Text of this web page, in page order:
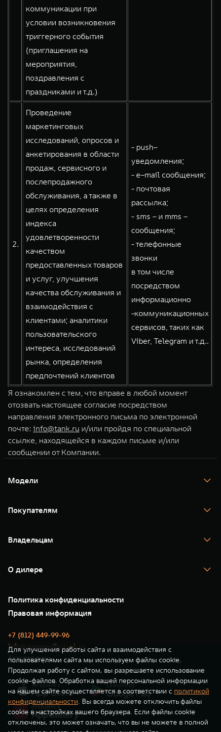
коммуникации при
условии возникновения
триггерного события
(приглашения на
мероприятия,
поздравления с
праздниками и т.д.)
2.
Проведение
маркетинговых
исследований, опросов и
анкетирования в области
продаж, сервисного и
послепродажного
обслуживания, а также в
целях определения
индекса
удовлетворенности
качеством
предоставленных товаров
и услуг, улучшения
качества обслуживания и
взаимодействия с
клиентами; аналитики
пользовательского
интереса, исследований
рынка, определения
предпочтений клиентов
- push–
уведомления;
- e–mail сообщения;
- почтовая
рассылка;
- sms – и mms –
сообщения;
- телефонные
звонки
в том числе
посредством
информационно
-коммуникационных
сервисов, таких как
Viber, Telegram и т.д..
Я ознакомлен с тем, что вправе в любой момент
отозвать настоящее согласие посредством
направления электронного письма по электронной
почте: info@tank.ru и/или пройдя по специальной
ссылке, находящейся в каждом письме и/или
сообщении от Компании.
Модели
TANK 400
TANK 500
Покупателям
Тест-драйв
TANK Финансы
Корпоративным клиентам
Зарядные станции
Владельцам
Помощь на дороге
Новые цифровые сервисы TANK
Сервис
Нулевое ТО
Моторные масла
О дилере
35 лет GWM
GWM ТЕХ ДЕНЬ
Новости
Политика конфиденциальности
Правовая информация
+7 (812) 449-99-96
info@autoprodix-tank.ru
Автопродикс
Для улучшения работы сайта и взаимодействия с
пользователями сайта мы используем файлы cookie.
Продолжая работу с сайтом, вы разрешаете использование
cookie-файлов. Обработка вашей персональной информации
на нашем сайте осуществляется в соответствии с политикой
конфиденциальности. Вы всегда можете отключить файлы
cookie в настройках вашего браузера. Если файлы cookie
отключены, это может означать, что вы не можете в полной